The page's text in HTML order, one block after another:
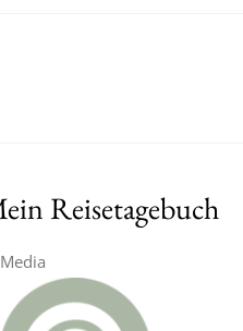
Reisetagebuch